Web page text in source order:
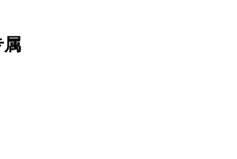
属